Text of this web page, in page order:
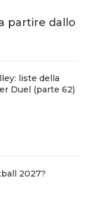
partire dallo
liste della
Duel (parte 62)
2027?